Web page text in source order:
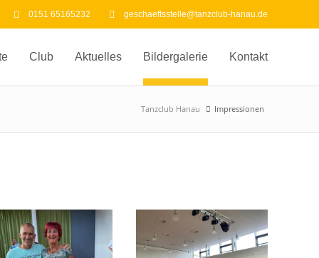
0151 65165232 geschaeftsstelle@tanzclub-hanau.de
Club Aktuelles Bildergalerie Kontakt
Tanzclub Hanau Impressionen